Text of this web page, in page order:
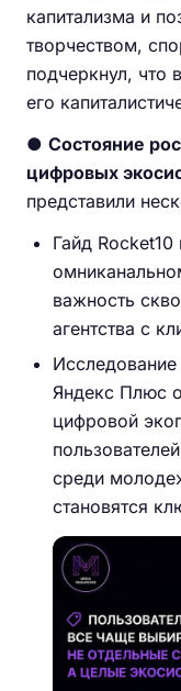
капитализма и
творчеством,
подчеркнул, что
его
● Состояние
цифровых
представили
Гайд
важность
агентства с
Яндекс Плюс
цифровой
среди
становятся